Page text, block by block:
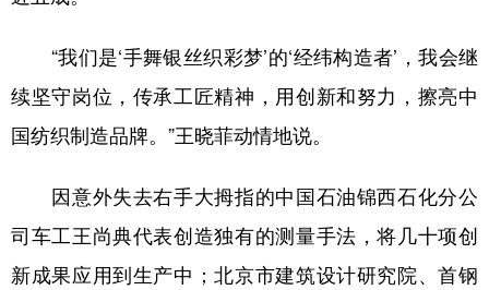
“我们是‘手舞银丝织彩梦’的‘经纬构造者’，我会继
续坚守岗位，传承工匠精神，用创新和努力，擦亮中
国纺织制造品牌。”王晓菲动情地说。
因意外失去右手大拇指的中国石油锦西石化分公
司车工王尚典代表创造独有的测量手法，将几十项创
新成果应用到生产中；北京市建筑设计研究院、首钢